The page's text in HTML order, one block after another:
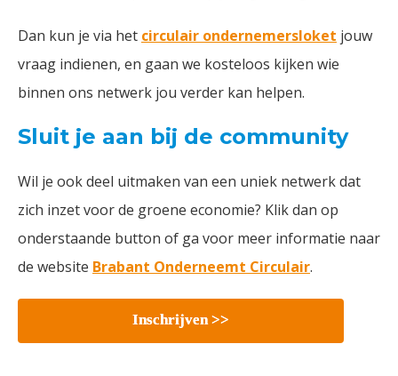
Dan kun je via het circulair ondernemersloket jouw
vraag indienen, en gaan we kosteloos kijken wie
binnen ons netwerk jou verder kan helpen.
Sluit je aan bij de community
Wil je ook deel uitmaken van een uniek netwerk dat
zich inzet voor de groene economie? Klik dan op
onderstaande button of ga voor meer informatie naar
de website Brabant Onderneemt Circulair.
Inschrijven >>